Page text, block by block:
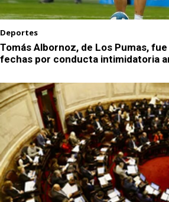
Deportes
Tomás Albornoz, de Los Pumas,
fechas por conducta intimidatoria